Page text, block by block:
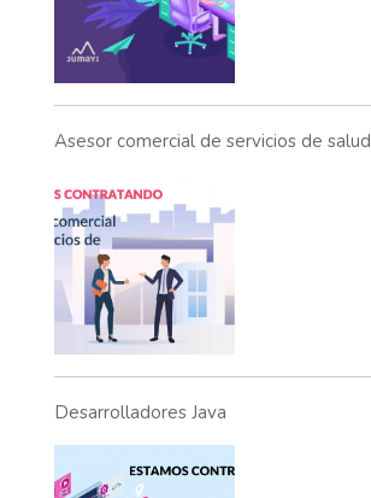
Asesor comercial de servicios de salud
Desarrolladores Java